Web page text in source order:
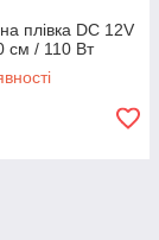
плівка DC 12V
см / 110 Вт